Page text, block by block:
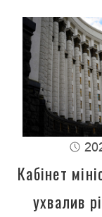
Кабінет
ухвалив